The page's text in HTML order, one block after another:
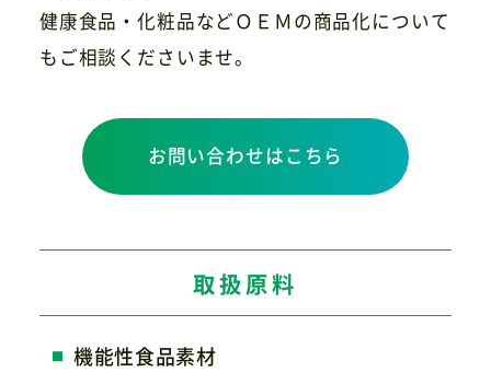
健康食品・化粧品などＯＥＭの商品化について
もご相談くださいませ。
お問い合わせはこちら
取扱原料
機能性食品素材